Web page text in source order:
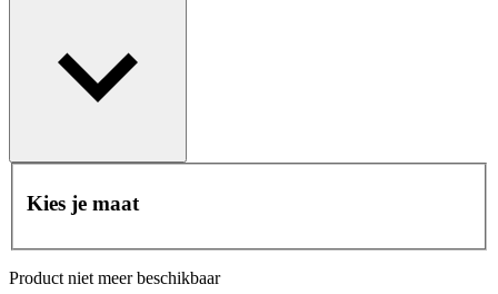
Kies je maat
Product niet meer beschikbaar